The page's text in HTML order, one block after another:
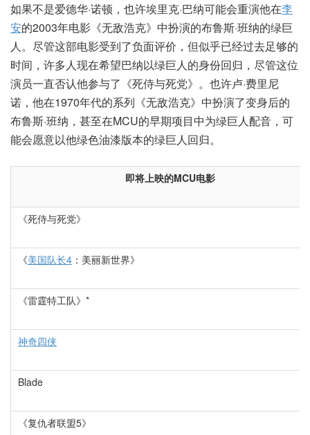
如果不是爱德华·诺顿，也许埃里克·巴纳可能会重演他在李
安的2003年电影《无敌浩克》中扮演的布鲁斯·班纳的绿巨
人。尽管这部电影受到了负面评价，但似乎已经过去足够的
时间，许多人现在希望巴纳以绿巨人的身份回归，尽管这位
演员一直否认他参与了《死侍与死党》。也许卢·费里尼
诺，他在1970年代的系列《无敌浩克》中扮演了变身后的
布鲁斯·班纳，甚至在MCU的早期项目中为绿巨人配音，可
能会愿意以他绿色油漆版本的绿巨人回归。
即将上映的MCU电影
《死侍与死党》
《美国队长4 ：美丽新世界》
《雷霆特工队》*
神奇四侠
Blade
《复仇者联盟5》